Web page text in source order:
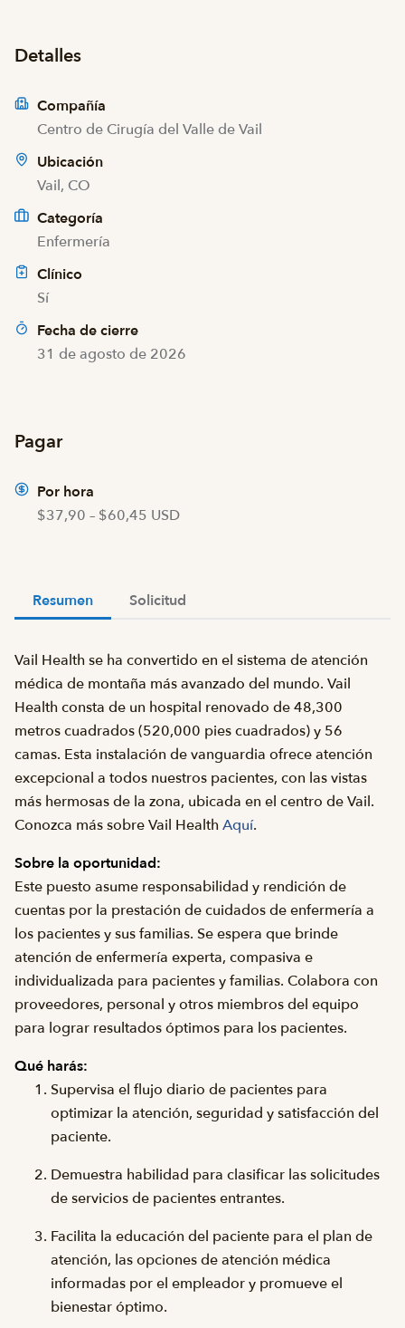
Detalles
Compañía
Centro de Cirugía del Valle de Vail
Ubicación
Vail, CO
Categoría
Enfermería
Clínico
Sí
Fecha de cierre
31 de agosto de 2026
Pagar
Por hora
$37,90 – $60,45 USD
Resumen Solicitud
Vail Health se ha convertido en el sistema de atención
médica de montaña más avanzado del mundo. Vail
Health consta de un hospital renovado de 48,300
metros cuadrados (520,000 pies cuadrados) y 56
camas. Esta instalación de vanguardia ofrece atención
excepcional a todos nuestros pacientes, con las vistas
más hermosas de la zona, ubicada en el centro de Vail.
Conozca más sobre Vail Health Aquí.
Sobre la oportunidad:
Este puesto asume responsabilidad y rendición de
cuentas por la prestación de cuidados de enfermería a
los pacientes y sus familias. Se espera que brinde
atención de enfermería experta, compasiva e
individualizada para pacientes y familias. Colabora con
proveedores, personal y otros miembros del equipo
para lograr resultados óptimos para los pacientes.
Qué harás:
Supervisa el flujo diario de pacientes para
optimizar la atención, seguridad y satisfacción del
paciente.
Demuestra habilidad para clasificar las solicitudes
de servicios de pacientes entrantes.
Facilita la educación del paciente para el plan de
atención, las opciones de atención médica
informadas por el empleador y promueve el
bienestar óptimo.